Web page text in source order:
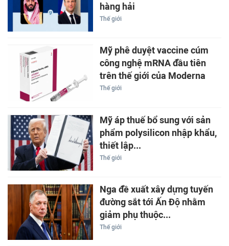
hàng hải
Thế giới
Mỹ phê duyệt vaccine cúm
công nghệ mRNA đầu tiên
trên thế giới của Moderna
Thế giới
Mỹ áp thuế bổ sung với sản
phẩm polysilicon nhập khẩu,
thiết lập...
Thế giới
Nga đề xuất xây dựng tuyến
đường sắt tới Ấn Độ nhằm
giảm phụ thuộc...
Thế giới